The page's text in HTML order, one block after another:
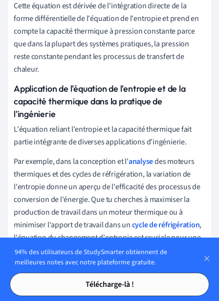
Tables des matières
Tables des matières
Cette équation est dérivée de l'intégration directe de la
forme différentielle de l'équation de l'entropie et prend en
compte la capacité thermique à pression constante parce
que dans la plupart des systèmes pratiques, la pression
reste constante pendant les processus de transfert de
chaleur.
Application de l'équation de l'entropie et de la
capacité thermique dans la pratique de
l'ingénierie
L'équation reliant l'entropie et la capacité thermique fait
partie intégrante de diverses applications d'ingénierie.
Par exemple, dans la conception et l'analysedes moteurs
thermiques et des cycles de réfrigération, la variation de
l'entropie donne un aperçu de l'efficacité des processus de
conversion de l'énergie. Que tu cherches à maximiser la
production de travail dans un moteur thermique ou à
minimiser l'apport de travail dans uncycle de réfrigération,
l'équation du changement d'entropie est cruciale pour une
telle optimisation.
Considérons un moteur de Carnot qui fonctionne entre
deux réservoirs à température constante T1 (chaud) et
94% des utilisateurs de StudySmarter obtiennent de
meilleures notes avec notre plateforme gratuite.
Télécharge-là !